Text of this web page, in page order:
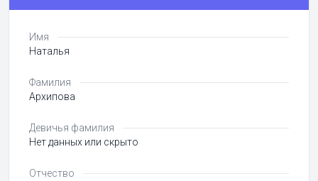
Имя
Наталья
Фамилия
Архипова
Девичья фамилия
Нет данных или скрыто
Отчество